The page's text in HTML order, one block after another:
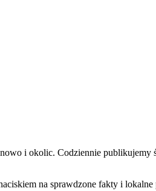
i okolic. Codziennie publikujemy
na sprawdzone fakty i lokalne